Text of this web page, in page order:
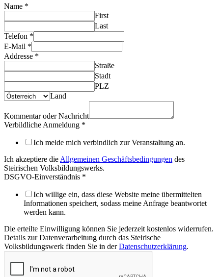
Name *
First
Last
Telefon *
E-Mail *
Addresse *
Straße
Stadt
PLZ
Land
Kommentar oder Nachricht
Verbildliche Anmeldung *
Ich melde mich verbindlich zur Veranstaltung an.
Ich akzeptiere die Allgemeinen Geschäftsbedingungen des
Steirischen Volksbildungswerks.
DSGVO-Einverständnis *
Ich willige ein, dass diese Website meine übermittelten
Informationen speichert, sodass meine Anfrage beantwortet
werden kann.
Die erteilte Einwilligung können Sie jederzeit kostenlos widerrufen.
Details zur Datenverarbeitung durch das Steirische
Volksbildungswerk finden Sie in derDatenschutzerklärung.